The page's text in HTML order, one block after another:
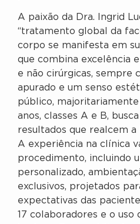
A paixão da Dra. Ingrid
“tratamento global da
corpo se manifesta em
que combina excelência
e não cirúrgicas, sempre
apurado e um senso
público,
anos, classes A e B,
resultados que realcem a
A experiência na clínica
procedimento, incluindo
personalizado,
exclusivos, projetados
expectativas das
17 colaboradores e o